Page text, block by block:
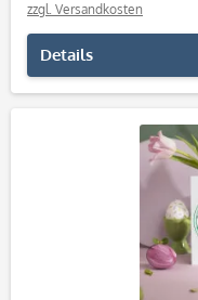
zzgl. Versandkosten
Details